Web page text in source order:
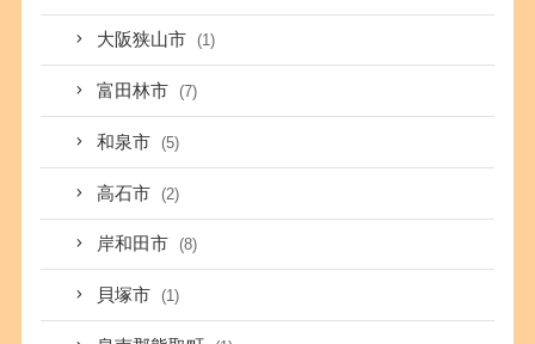
大阪狭山市 (1)
富田林市 (7)
和泉市 (5)
高石市 (2)
岸和田市 (8)
貝塚市 (1)